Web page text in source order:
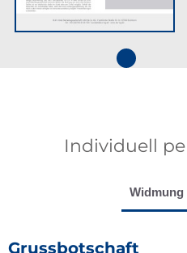
Go to slide 1
Individuell
Widmung
Grussbotschaft